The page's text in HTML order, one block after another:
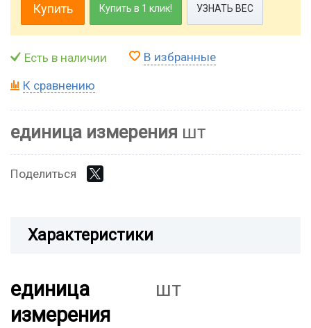
Купить Купить в 1 клик! УЗНАТЬ ВЕС
Есть в наличии В избранные
К сравнению
единица измерения шт
Поделиться
Характеристики
единица
измерения
шт